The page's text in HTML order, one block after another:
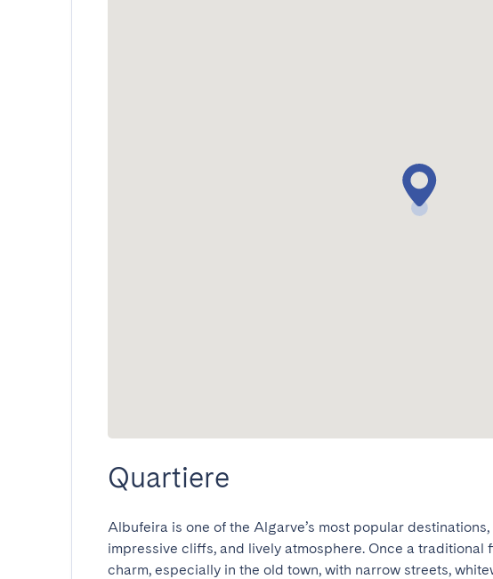
Quartiere
Albufeira is one of the Algarve’s most popular
impressive cliffs, and lively atmosphere. Once a
charm, especially in the old town, with narrow streets,